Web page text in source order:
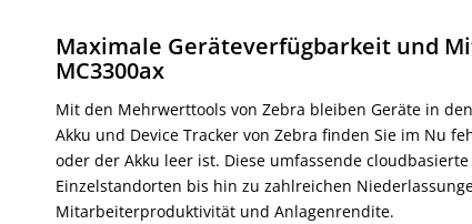
Maximale Geräteverfügbarkeit und
MC3300ax
Mit den Mehrwerttools von Zebra bleiben Geräte in
Akku und Device Tracker von Zebra finden Sie im Nu
oder der Akku leer ist. Diese umfassende
Einzelstandorten bis hin zu zahlreichen
Mitarbeiterproduktivität und Anlagenrendite.